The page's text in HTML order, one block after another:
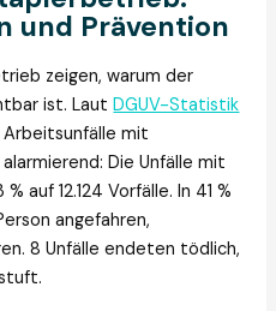
und Prävention
zeigen, warum der
ist. LautDGUV-Statistik
mit
Die Unfälle mit
auf 12.124 Vorfälle. In 41 %
angefahren,
8 Unfälle endeten tödlich,